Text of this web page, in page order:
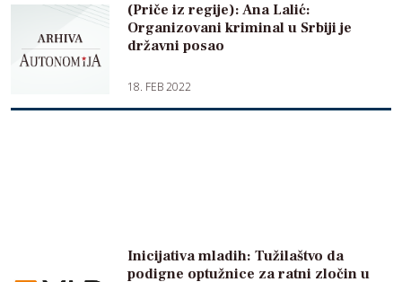
(Priče iz regije): Ana Lalić:
Organizovani kriminal u Srbiji je
državni posao
18. FEB 2022
Inicijativa mladih: Tužilaštvo da
podigne optužnice za ratni zločin u